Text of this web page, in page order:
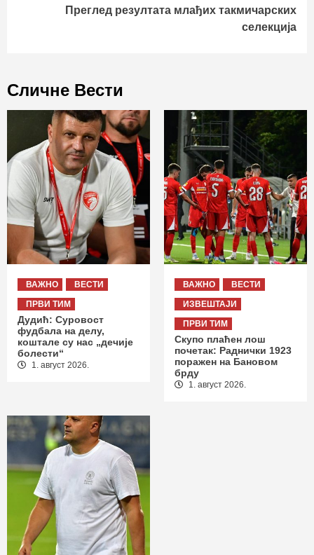
Преглед резултата млађих такмичарских
селекција
Сличне Вести
ВАЖНО
ВЕСТИ
ПРВИ ТИМ
Дудић: Суровост
фудбала на делу,
коштале су нас „дечије
болести“
1. август 2026.
ВАЖНО
ВЕСТИ
ИЗВЕШТАЈИ
ПРВИ ТИМ
Скупо плаћен лош
почетак: Раднички 1923
поражен на Бановом
брду
1. август 2026.